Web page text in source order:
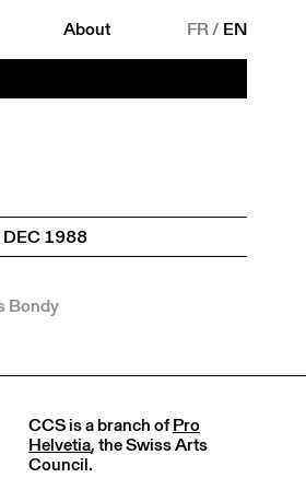
About FR/ EN
1988
Bondy
CCS is a branch ofPro
Helvetia, the Swiss Arts
Council.